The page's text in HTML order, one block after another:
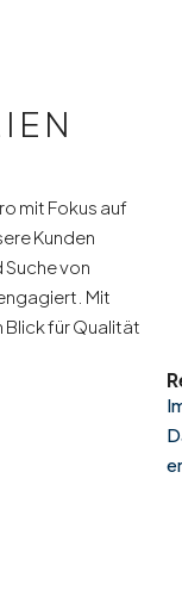
mit Fokus auf
Kunden
von
Mit
Blick für Qualität